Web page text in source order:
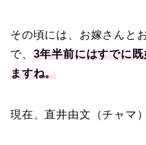
その頃には、お嫁さんと
で、 3年半前にはすでに
ますね。
現在、直井由文（チャマ